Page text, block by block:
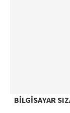
BILGISAYAR